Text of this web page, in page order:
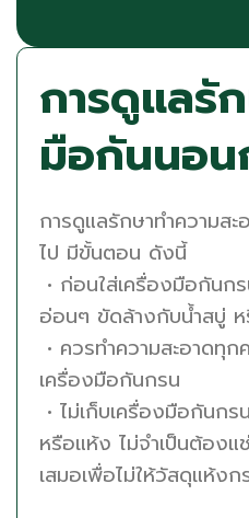
การดูแลรั
มือกันนอน
การดูแลรักษาทำความส
ไป มีขั้นตอน ดังนี้
• ก่อนใส่เครื่องมือกันก
อ่อนๆ ขัดล้างกับน้ำสบู่
• ควรทำความสะอาดทุ
เครื่องมือกันกรน
• ไม่เก็บเครื่องมือกันก
หรือแห้ง ไม่จำเป็นต้อง
เสมอเพื่อไม่ให้วัสดุแห้งก